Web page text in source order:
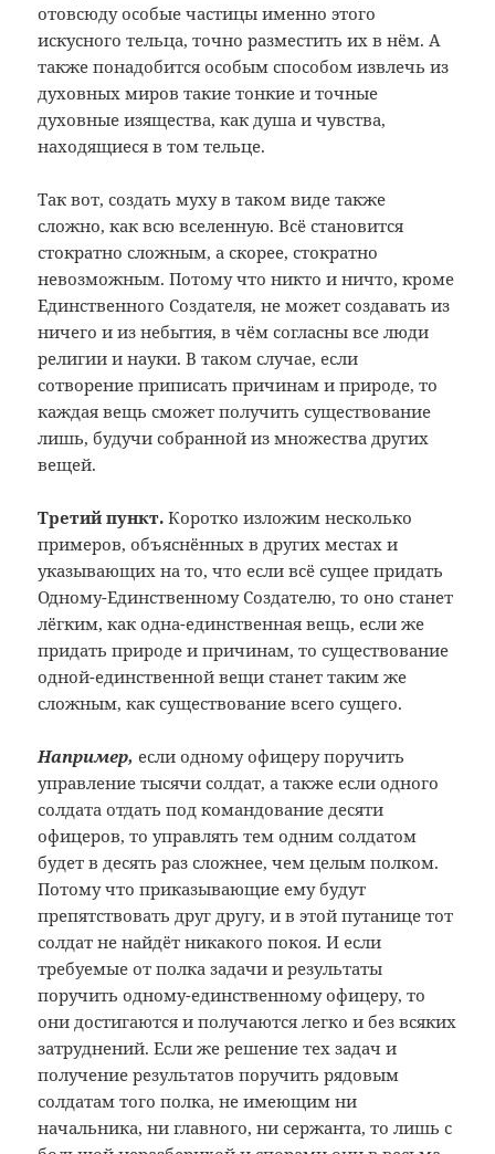
отовсюду особые частицы именно этого
искусного тельца, точно разместить их в нём. А
также понадобится особым способом извлечь из
духовных миров такие тонкие и точные
духовные изящества, как душа и чувства,
находящиеся в том тельце.
Так вот, создать муху в таком виде также
сложно, как всю вселенную. Всё становится
стократно сложным, а скорее, стократно
невозможным. Потому что никто и ничто, кроме
Единственного Создателя, не может создавать из
ничего и из небытия, в чём согласны все люди
религии и науки. В таком случае, если
сотворение приписать причинам и природе, то
каждая вещь сможет получить существование
лишь, будучи собранной из множества других
вещей.
Третий пункт. Коротко изложим несколько
примеров, объяснённых в других местах и
указывающих на то, что если всё сущее придать
Одному-Единственному Создателю, то оно станет
лёгким, как одна-единственная вещь, если же
придать природе и причинам, то существование
одной-единственной вещи станет таким же
сложным, как существование всего сущего.
Например, если одному офицеру поручить
управление тысячи солдат, а также если одного
солдата отдать под командование десяти
офицеров, то управлять тем одним солдатом
будет в десять раз сложнее, чем целым полком.
Потому что приказывающие ему будут
препятствовать друг другу, и в этой путанице тот
солдат не найдёт никакого покоя. И если
требуемые от полка задачи и результаты
поручить одному-единственному офицеру, то
они достигаются и получаются легко и без всяких
затруднений. Если же решение тех задач и
получение результатов поручить рядовым
солдатам того полка, не имеющим ни
начальника, ни главного, ни сержанта, то лишь с